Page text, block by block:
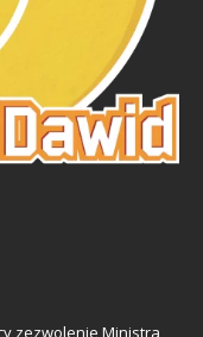
zezwolenie Ministra